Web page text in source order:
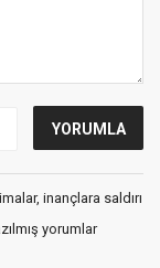
inançlara saldırı
yorumlar